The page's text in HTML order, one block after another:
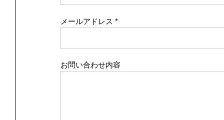
メールアドレス
お問い合わせ内容